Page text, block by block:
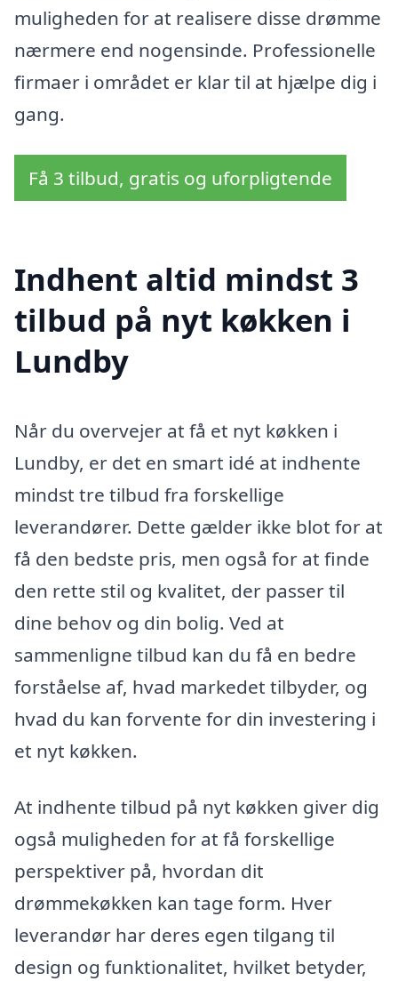
muligheden for at realisere disse drømme
nærmere end nogensinde. Professionelle
firmaer i området er klar til at hjælpe dig i
gang.
Få 3 tilbud, gratis og uforpligtende
Indhent altid mindst 3
tilbud på nyt køkken i
Lundby
Når du overvejer at få et nyt køkken i
Lundby, er det en smart idé at indhente
mindst tre tilbud fra forskellige
leverandører. Dette gælder ikke blot for at
få den bedste pris, men også for at finde
den rette stil og kvalitet, der passer til
dine behov og din bolig. Ved at
sammenligne tilbud kan du få en bedre
forståelse af, hvad markedet tilbyder, og
hvad du kan forvente for din investering i
et nyt køkken.
At indhente tilbud på nyt køkken giver dig
også muligheden for at få forskellige
perspektiver på, hvordan dit
drømmekøkken kan tage form. Hver
leverandør har deres egen tilgang til
design og funktionalitet, hvilket betyder,